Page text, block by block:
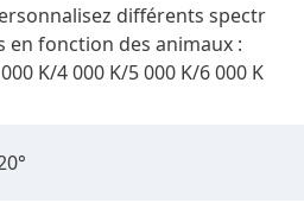
différents spectr
en fonction des animaux :
K/4 000 K/5 000 K/6 000 K